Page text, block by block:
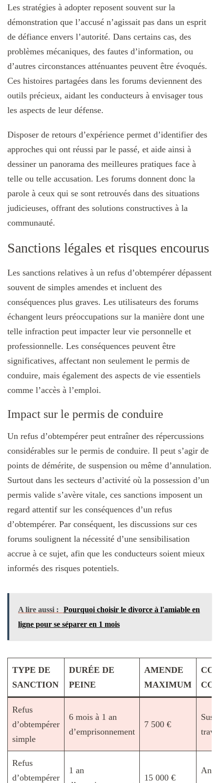
Les stratégies à adopter reposent souvent sur la
démonstration que l’accusé n’agissait pas dans un esprit
de défiance envers l’autorité. Dans certains cas, des
problèmes mécaniques, des fautes d’information, ou
d’autres circonstances atténuantes peuvent être évoqués.
Ces histoires partagées dans les forums deviennent des
outils précieux, aidant les conducteurs à envisager tous
les aspects de leur défense.
Disposer de retours d’expérience permet d’identifier des
approches qui ont réussi par le passé, et aide ainsi à
dessiner un panorama des meilleures pratiques face à
telle ou telle accusation. Les forums donnent donc la
parole à ceux qui se sont retrouvés dans des situations
judicieuses, offrant des solutions constructives à la
communauté.
Sanctions légales et risques encourus
Les sanctions relatives à un refus d’obtempérer dépassent
souvent de simples amendes et incluent des
conséquences plus graves. Les utilisateurs des forums
échangent leurs préoccupations sur la manière dont une
telle infraction peut impacter leur vie personnelle et
professionnelle. Les conséquences peuvent être
significatives, affectant non seulement le permis de
conduire, mais également des aspects de vie essentiels
comme l’accès à l’emploi.
Impact sur le permis de conduire
Un refus d’obtempérer peut entraîner des répercussions
considérables sur le permis de conduire. Il peut s’agir de
points de démérite, de suspension ou même d’annulation.
Surtout dans les secteurs d’activité où la possession d’un
permis valide s’avère vitale, ces sanctions imposent un
regard attentif sur les conséquences d’un refus
d’obtempérer. Par conséquent, les discussions sur ces
forums soulignent la nécessité d’une sensibilisation
accrue à ce sujet, afin que les conducteurs soient mieux
informés des risques potentiels.
A lire aussi :
Pourquoi choisir le divorce à l'amiable en
ligne pour se séparer en 1 mois
TYPE DE
SANCTION
DURÉE DE
PEINE
AMENDE
MAXIMUM
Refus
d’obtempérer
simple
6 mois à 1 an
d’emprisonnement
7 500 €
Refus
d’obtempérer
1 an
15 000 €